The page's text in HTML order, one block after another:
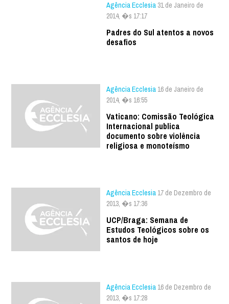
Agência Ecclesia 31 de Janeiro de
2014, �s 17:17
Padres do Sul atentos a novos
desafios
Agência Ecclesia 16 de Janeiro de
2014, �s 16:55
Vaticano: Comissão Teológica
Internacional publica
documento sobre violência
religiosa e monoteísmo
Agência Ecclesia 17 de Dezembro de
2013, �s 17:36
UCP/Braga: Semana de
Estudos Teológicos sobre os
santos de hoje
Agência Ecclesia 16 de Dezembro de
2013, �s 17:28